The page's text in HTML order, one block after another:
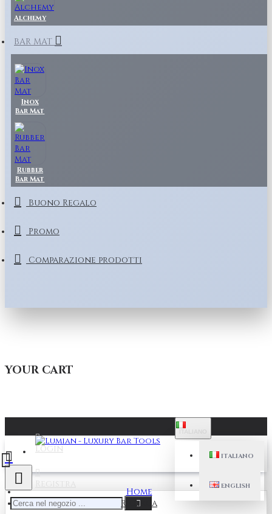
Alchemy
BAR MAT
Inox
Bar Mat
Rubber
Bar Mat
Buono Regalo
Promo
Comparazione prodotti
YOUR CART
Login
Registra
ITALIANO
ENGLISH
Home
Ricerca